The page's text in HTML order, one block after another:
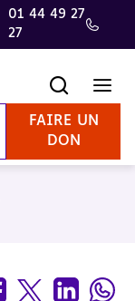
01 44 49 27
27
FAIRE UN
DON